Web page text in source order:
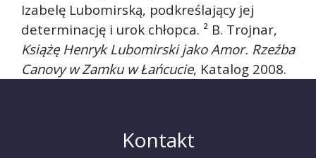
Izabelę Lubomirską, podkreślający jej
determinację i urok chłopca. ² B. Trojnar,
Książę Henryk Lubomirski jako Amor. Rzeźba
Canovy w Zamku w Łańcucie, Katalog 2008.
Kontakt